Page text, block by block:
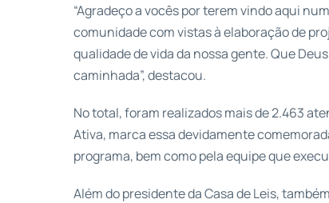
“Agradeço a vocês por terem vindo aqui
comunidade com vistas à elaboração de
qualidade de vida da nossa gente. Que
caminhada”, destacou.
No total, foram realizados mais de 2.463
Ativa, marca essa devidamente
programa, bem como pela equipe que
Além do presidente da Casa de Leis,